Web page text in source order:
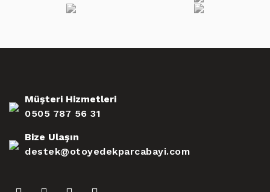
Müşteri Hizmetleri
0505 787 56 31
Bize Ulaşın
destek@otoyedekparcabayi.com